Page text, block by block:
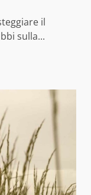
il
sulla...